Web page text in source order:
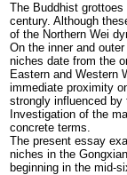
The Buddhist
century. Although
of the Northern Wei
On the inner and
niches date from the
Eastern and Western
immediate proximity
strongly influenced
Investigation of the
concrete terms.
The present essay
niches in the
beginning in the mid-